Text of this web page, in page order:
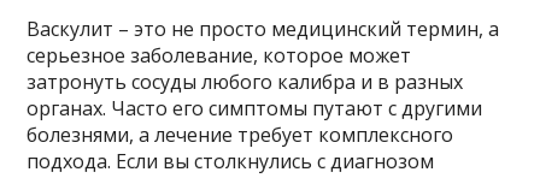
Васкулит – это не просто медицинский термин, а
серьезное заболевание, которое может
затронуть сосуды любого калибра и в разных
органах. Часто его симптомы путают с другими
болезнями, а лечение требует комплексного
подхода. Если вы столкнулись с диагнозом